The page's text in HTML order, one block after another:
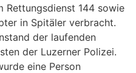
Rettungsdienst 144 sowie
in Spitäler verbracht.
der laufenden
der Luzerner Polizei.
eine Person